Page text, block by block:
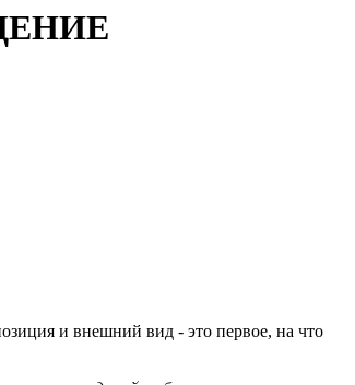
и внешний вид - это первое, на что